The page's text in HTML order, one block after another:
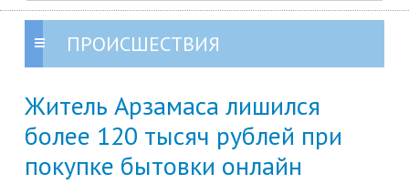
ПРОИСШЕСТВИЯ
Житель Арзамаса лишился
более 120 тысяч рублей при
покупке бытовки онлайн